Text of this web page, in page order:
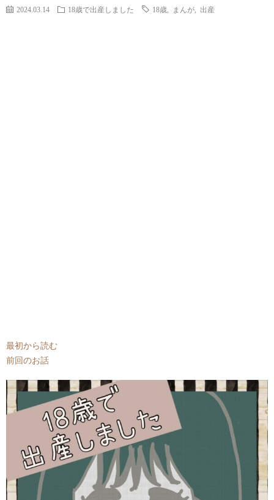
2024.03.14 18歳で出産しました 18歳 まんが 出産
最初から読む
前回のお話